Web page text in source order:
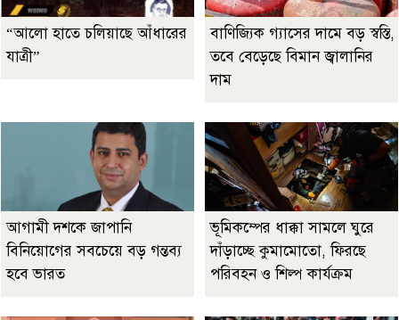
“আলো হাতে চলিয়াছে আঁধারের
যাত্রী”
বাণিজ্যিক গ্যাসের দামে বড় স্বস্তি,
তবে বেড়েছে বিমান জ্বালানির
দাম
আগামী দশকে জাপানি
বিনিয়োগের সবচেয়ে বড় গন্তব্য
হবে ভারত
ভূমিকম্পের ধাক্কা সামলে ঘুরে
দাঁড়াচ্ছে কুমামোতো, ফিরছে
পরিবহন ও শিল্প কার্যক্রম